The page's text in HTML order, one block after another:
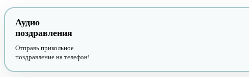
Аудио
поздравления
Отправь прикольное
поздравление на телефон!